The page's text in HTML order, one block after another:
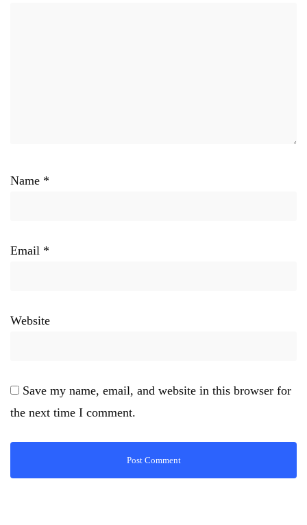
Name *
Email *
Website
Save my name, email, and website in this browser for
the next time I comment.